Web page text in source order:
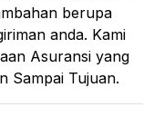
berupa
anda. Kami
Asuransi yang
Sampai Tujuan.